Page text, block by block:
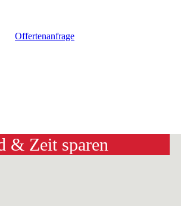
Offertenanfrage
& Zeit sparen